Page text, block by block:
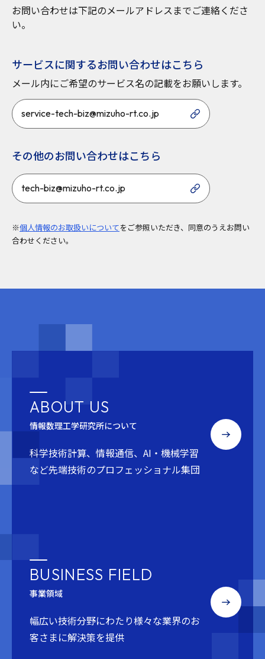
お問い合わせは下記のメールアドレスまでご連絡くださ
い。
サービスに関するお問い合わせはこちら
メール内にご希望のサービス名の記載をお願いします。
service-tech-biz@mizuho-rt.co.jp
その他のお問い合わせはこちら
tech-biz@mizuho-rt.co.jp
※個人情報のお取扱いについてをご参照いただき、同意のうえお問い
合わせください。
ABOUT US
情報数理工学研究所について
科学技術計算、情報通信、AI・機械学習
など先端技術のプロフェッショナル集団
BUSINESS FIELD
事業領域
幅広い技術分野にわたり様々な業界のお
客さまに解決策を提供